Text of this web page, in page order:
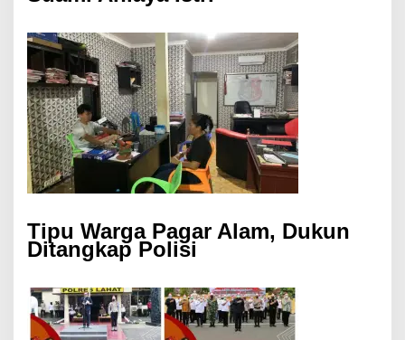
Tipu Warga Pagar Alam, Dukun
Ditangkap Polisi